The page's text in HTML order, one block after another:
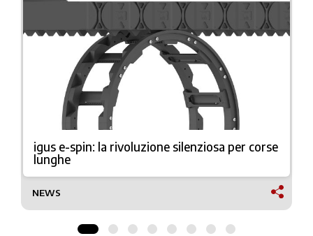
igus e-spin: la rivoluzione silenziosa per corse
lunghe
NEWS